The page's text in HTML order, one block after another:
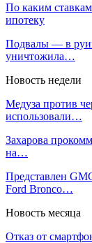
По каким
ипотеку
Подвалы — в
уничтожила…
Новость недели
Медуза против
использовали…
Захарова
на…
Представлен
Ford Bronco…
Новость месяца
Отказ от